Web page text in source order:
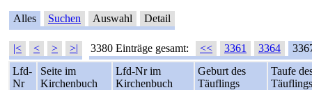
Alles Suchen Auswahl Detail
|< < > >| 3380 Einträge gesamt: << 3361 3364
Lfd-
Nr
Seite im
Kirchenbuch
Lfd-Nr im
Kirchenbuch
Geburt des
Täuflings
Taufe
Täuflings